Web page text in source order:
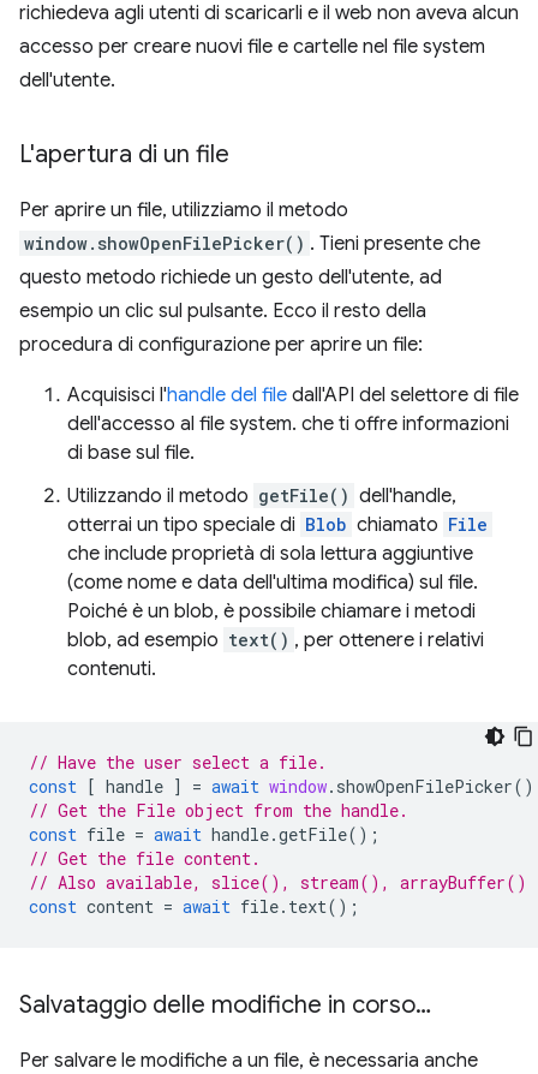
richiedeva agli utenti di scaricarli e il web non aveva alcun
accesso per creare nuovi file e cartelle nel file system
dell'utente.
L'apertura di un file
Per aprire un file, utilizziamo il metodo
window.showOpenFilePicker() . Tieni presente che
questo metodo richiede un gesto dell'utente, ad
esempio un clic sul pulsante. Ecco il resto della
procedura di configurazione per aprire un file:
Acquisisci l'handle del file dall'API del selettore di file
dell'accesso al file system. che ti offre informazioni
di base sul file.
Utilizzando il metodo getFile() dell'handle,
otterrai un tipo speciale di Blob chiamato File
che include proprietà di sola lettura aggiuntive
(come nome e data dell'ultima modifica) sul file.
Poiché è un blob, è possibile chiamare i metodi
blob, ad esempio text() , per ottenere i relativi
contenuti.
// Have the user select a file.
const [ handle ] = await window. showOpenFilePicker
// Get the File object from the handle.
const file = await handle.getFile();
// Get the file content.
// Also available, slice(), stream(), arrayBuffer()
const content = await file. text();
Salvataggio delle modifiche in corso…
Per salvare le modifiche a un file, è necessaria anche